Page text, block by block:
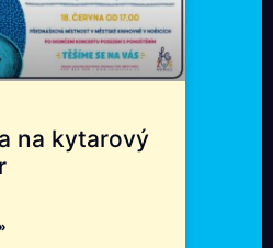
na kytarový